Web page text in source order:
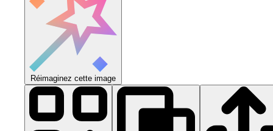
Réimaginez cette image